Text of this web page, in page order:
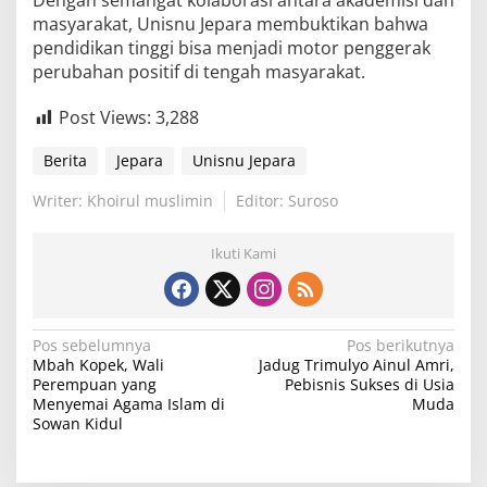
masyarakat, Unisnu Jepara membuktikan bahwa
pendidikan tinggi bisa menjadi motor penggerak
perubahan positif di tengah masyarakat.
Post Views: 3,288
Berita Jepara
Unisnu Jepara
Writer: Khoirul muslimin
Editor: Suroso
Ikuti Kami
N
a
v
i
g
Pos sebelumnya
Mbah Kopek, Wali
Perempuan yang
Menyemai Agama Islam di
Sowan Kidul
Pos berikutnya
Jadug Trimulyo Ainul Amri,
Pebisnis Sukses di Usia
Muda